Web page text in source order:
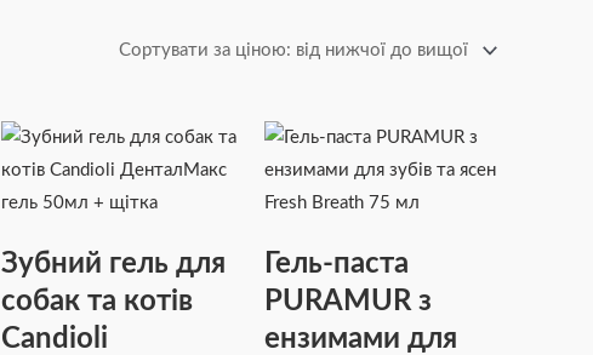
Зубний гель для
собак та котів
Candioli
Гель-паста
PURAMUR з
ензимами для